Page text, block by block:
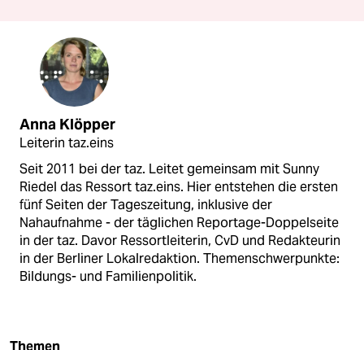
Anna Klöpper
Leiterin taz.eins
Seit 2011 bei der taz. Leitet gemeinsam mit Sunny
Riedel das Ressort taz.eins. Hier entstehen die ersten
fünf Seiten der Tageszeitung, inklusive der
Nahaufnahme - der täglichen Reportage-Doppelseite
in der taz. Davor Ressortleiterin, CvD und Redakteurin
in der Berliner Lokalredaktion. Themenschwerpunkte:
Bildungs- und Familienpolitik.
Themen